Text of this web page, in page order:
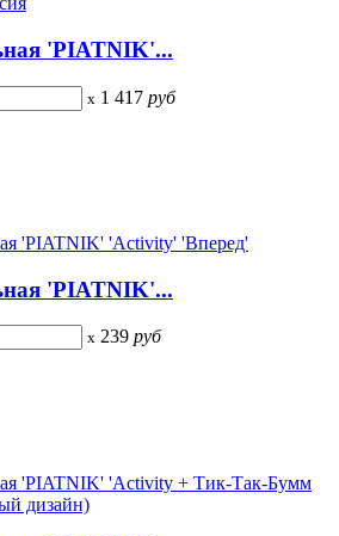
'PIATNIK'...
x 1 417 руб
'PIATNIK'...
x 239 руб